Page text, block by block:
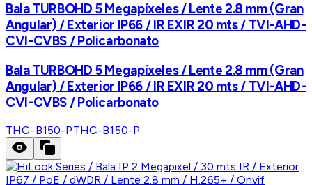
Bala TURBOHD 5 Megapíxeles / Lente 2.8 mm (Gran
Angular) / Exterior IP66 / IR EXIR 20 mts / TVI-AHD-
CVI-CVBS / Policarbonato
Bala TURBOHD 5 Megapíxeles / Lente 2.8 mm (Gran
Angular) / Exterior IP66 / IR EXIR 20 mts / TVI-AHD-
CVI-CVBS / Policarbonato
THC-B150-PTHC-B150-P